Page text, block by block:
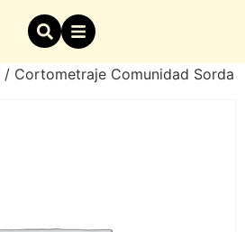
/ Cortometraje Comunidad Sorda